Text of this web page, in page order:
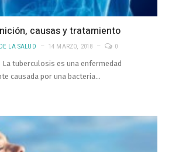
causas y tratamiento
LA SALUD 14 MARZO, 2018 0
tuberculosis es una enfermedad
causada por una bacteria…